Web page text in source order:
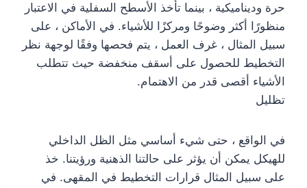
حرة وديناميكية ، بينما تأخذ الأسطح السفلية في الاعتبار
منظورًا أكثر وضوحًا ومركزًا للأشياء. في الأماكن ، على
سبيل المثال ، غرف العمل ، يتم فحصها وفقًا لوجهة نظر
التخطيط للحصول على أسقف منخفضة حيث تتطلب
الأشياء أقصى قدر من الاهتمام.
تظليل
في الواقع ، حتى شيء أساسي مثل الظل الداخلي
للهيكل يمكن أن يؤثر على حالتنا الذهنية ورؤيتنا. خذ
على سبيل المثال قرارات التخطيط في المقهى. في